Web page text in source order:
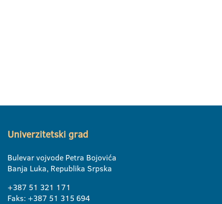
Univerzitetski grad
Bulevar vojvode Petra Bojovića
Banja Luka, Republika Srpska
+387 51 321 171
Faks: +387 51 315 694